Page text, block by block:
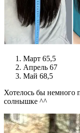
Март 65,5
Апрель 67
Май 68,5
Хотелось бы немного
солнышке ^^